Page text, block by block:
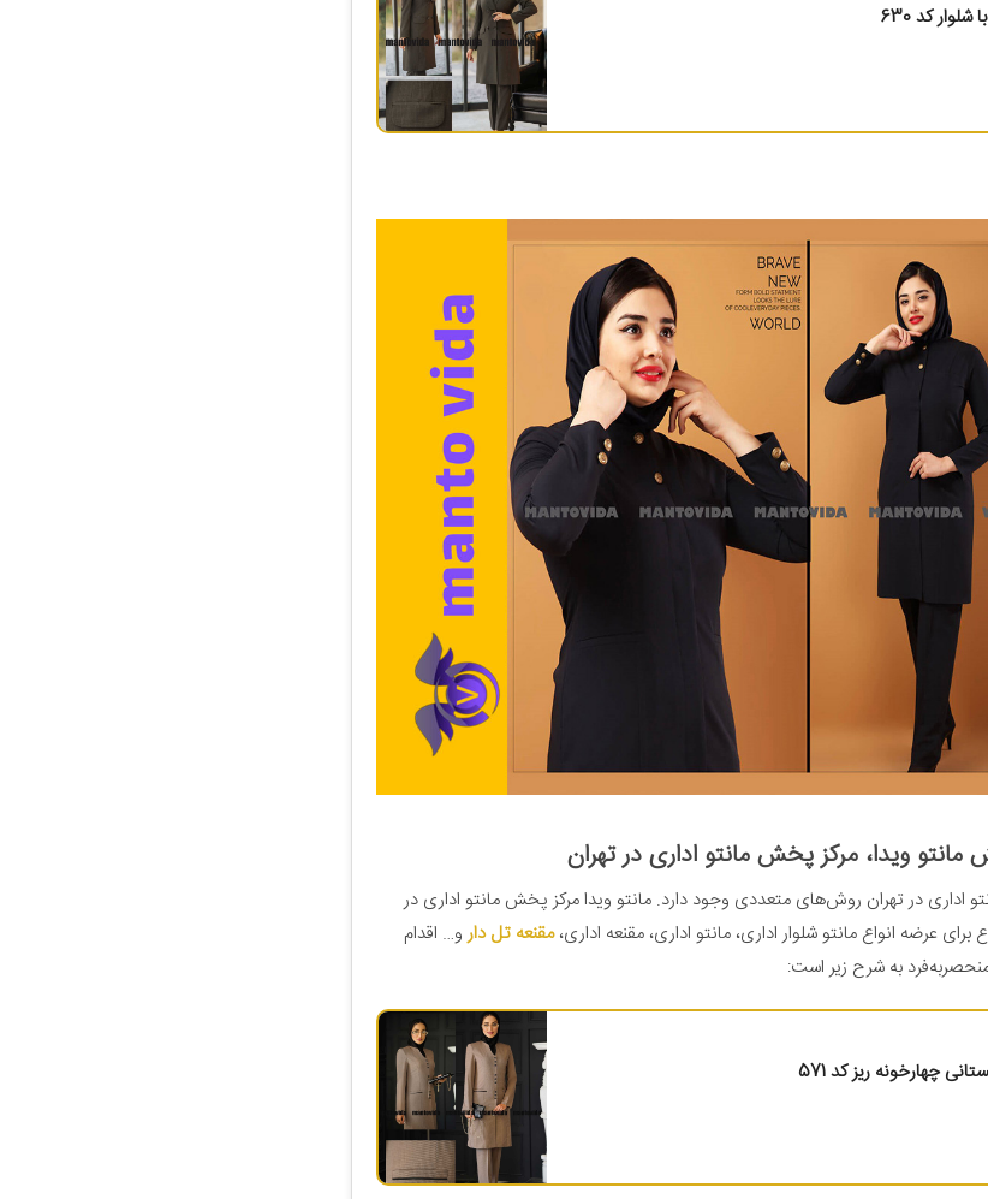
کد 630
ویدا، مرکز پخش مانتو اداری در تهران
اداری در تهران روش‌های متعددی وجود دارد. مانتو ویدا مرکز پخش مانتو اداری در
عرضه انواع مانتو شلوار اداری، مانتو اداری، مقنعه اداری،مقنعه تل دارو… اقدام
به شرح زیر است:
چهارخونه ریز کد 571